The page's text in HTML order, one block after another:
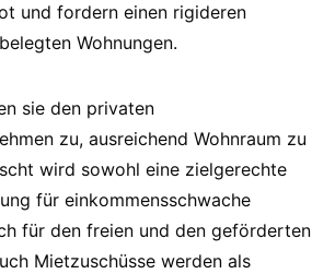
und fordern einen rigideren
Wohnungen.
sie den privaten
zu, ausreichend Wohnraum zu
wird sowohl eine zielgerechte
für einkommensschwache
für den freien und den geförderten
Mietzuschüsse werden als